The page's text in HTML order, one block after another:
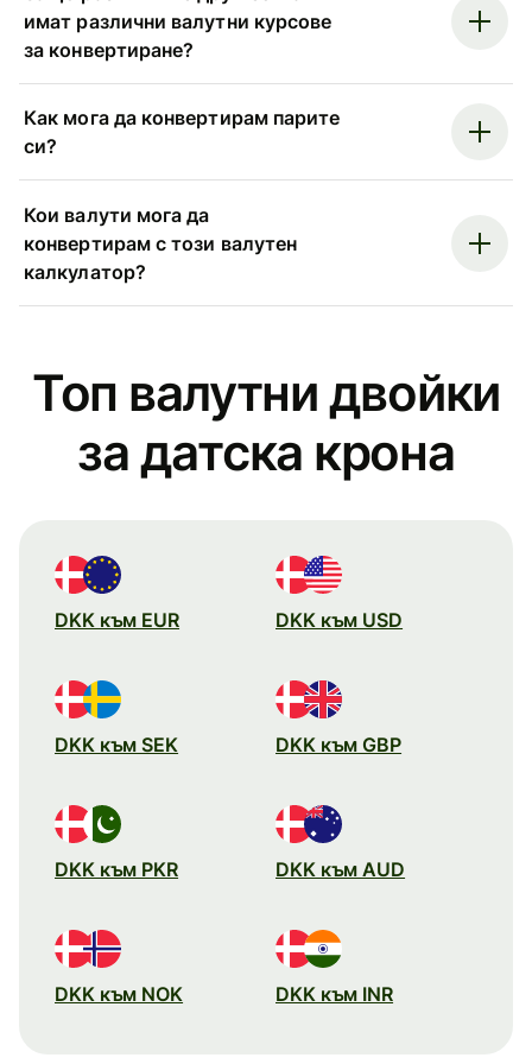
имат различни валутни курсове
за конвертиране?
Как мога да конвертирам парите
си?
Кои валути мога да
конвертирам с този валутен
калкулатор?
Топ валутни двойки
за датска крона
DKK към EUR DKK към USD
DKK към SEK DKK към GBP
DKK към PKR DKK към AUD
DKK към NOK DKK към INR